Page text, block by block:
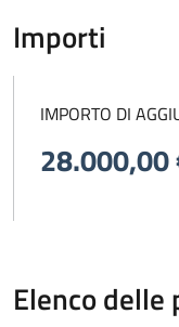
Importi
IMPORTO DI
28.000,00
Elenco delle